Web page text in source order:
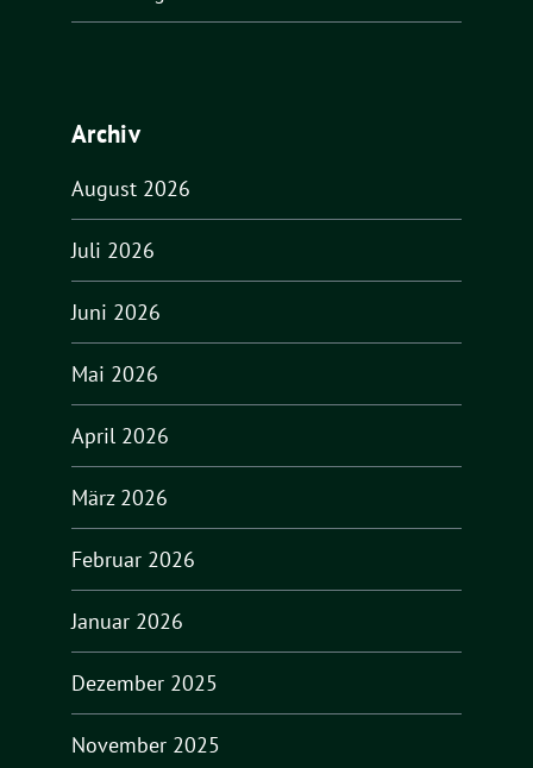
Archiv
August 2026
Juli 2026
Juni 2026
Mai 2026
April 2026
März 2026
Februar 2026
Januar 2026
Dezember 2025
November 2025